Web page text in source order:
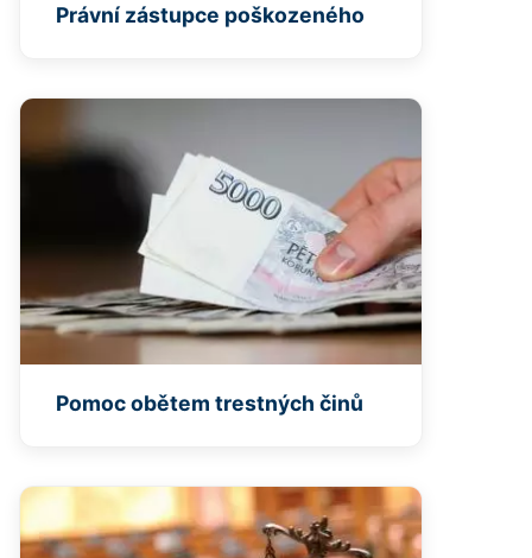
Právní zástupce poškozeného
Pomoc obětem trestných činů